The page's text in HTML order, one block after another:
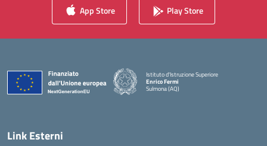
App Store Play Store
Istituto d'Istruzione Superiore
Enrico Fermi
Sulmona (AQ)
— Visita la pagina iniziale della scuola
Link Esterni